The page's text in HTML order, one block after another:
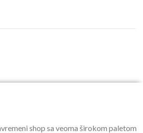
shop sa veoma širokom paletom